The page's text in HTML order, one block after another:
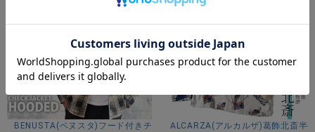
M：着丈140身幅58肩幅70袖丈35
※平置き計測。
素材
BENUSTA(ベヌスタ)フード付きチェックジャケット/全2色
ALCARZA(アルカルザ)葛飾北斎半